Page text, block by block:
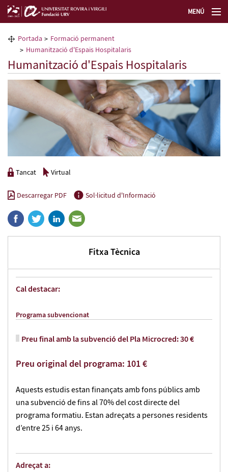
MENÚ
La Fundació URV
Formació permanent
Transferència de tecnologia
Seleccioneu idioma
Portada
Formació permanent
Humanització d'Espais Hospitalaris
Humanització d'Espais Hospitalaris
Tancat Virtual
Descarregar PDF Sol·licitud d'Informació
Fitxa Tècnica
Cal destacar:
Programa subvencionat
Preu final amb la subvenció del Pla Microcred: 30 €
Preu original del programa: 101 €
Aquests estudis estan finançats amb fons públics amb
una subvenció de fins al 70% del cost directe del
programa formatiu. Estan adreçats a persones residents
d’entre 25 i 64 anys.
Adreçat a: